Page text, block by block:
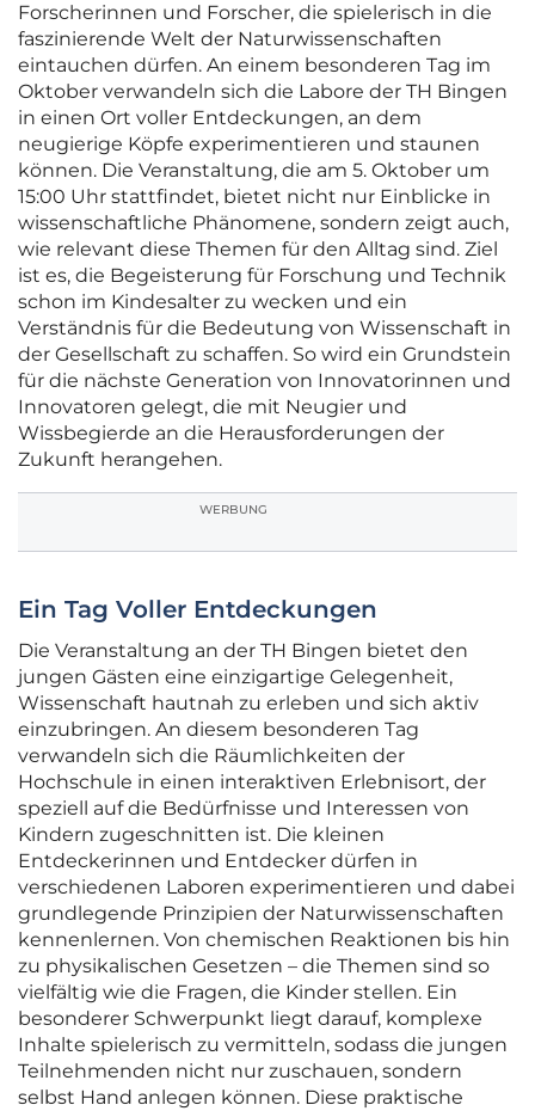
Forscherinnen und Forscher, die spielerisch in die
faszinierende Welt der Naturwissenschaften
eintauchen dürfen. An einem besonderen Tag im
Oktober verwandeln sich die Labore der TH Bingen
in einen Ort voller Entdeckungen, an dem
neugierige Köpfe experimentieren und staunen
können. Die Veranstaltung, die am 5. Oktober um
15:00 Uhr stattfindet, bietet nicht nur Einblicke in
wissenschaftliche Phänomene, sondern zeigt auch,
wie relevant diese Themen für den Alltag sind. Ziel
ist es, die Begeisterung für Forschung und Technik
schon im Kindesalter zu wecken und ein
Verständnis für die Bedeutung von Wissenschaft in
der Gesellschaft zu schaffen. So wird ein Grundstein
für die nächste Generation von Innovatorinnen und
Innovatoren gelegt, die mit Neugier und
Wissbegierde an die Herausforderungen der
Zukunft herangehen.
WERBUNG
Ein Tag Voller Entdeckungen
Die Veranstaltung an der TH Bingen bietet den
jungen Gästen eine einzigartige Gelegenheit,
Wissenschaft hautnah zu erleben und sich aktiv
einzubringen. An diesem besonderen Tag
verwandeln sich die Räumlichkeiten der
Hochschule in einen interaktiven Erlebnisort, der
speziell auf die Bedürfnisse und Interessen von
Kindern zugeschnitten ist. Die kleinen
Entdeckerinnen und Entdecker dürfen in
verschiedenen Laboren experimentieren und dabei
grundlegende Prinzipien der Naturwissenschaften
kennenlernen. Von chemischen Reaktionen bis hin
zu physikalischen Gesetzen – die Themen sind so
vielfältig wie die Fragen, die Kinder stellen. Ein
besonderer Schwerpunkt liegt darauf, komplexe
Inhalte spielerisch zu vermitteln, sodass die jungen
Teilnehmenden nicht nur zuschauen, sondern
selbst Hand anlegen können. Diese praktische